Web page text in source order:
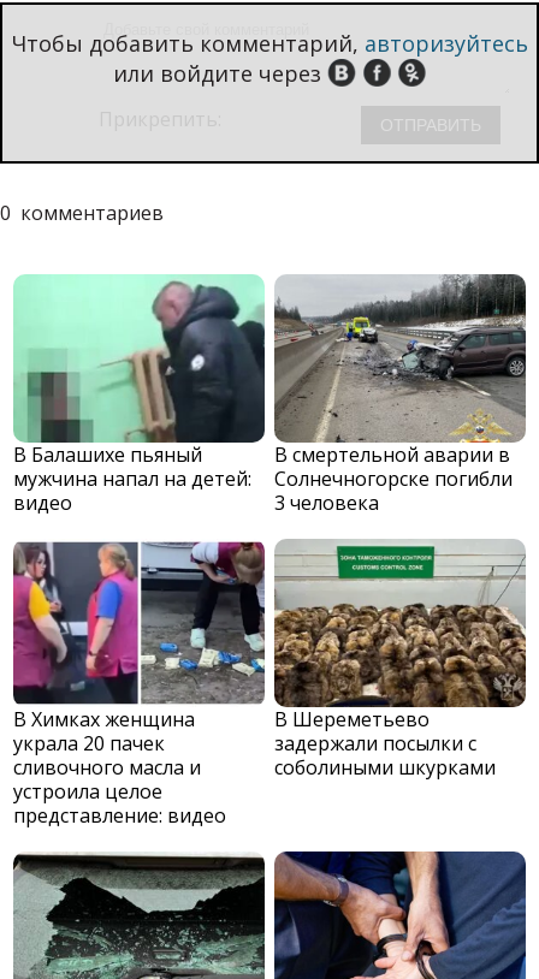
Чтобы добавить комментарий, авторизуйтесь
или войдите через
0 комментариев
В Балашихе пьяный
мужчина напал на детей:
видео
В смертельной аварии в
Солнечногорске погибли
3 человека
В Химках женщина
украла 20 пачек
сливочного масла и
устроила целое
представление: видео
В Шереметьево
задержали посылки с
соболиными шкурками